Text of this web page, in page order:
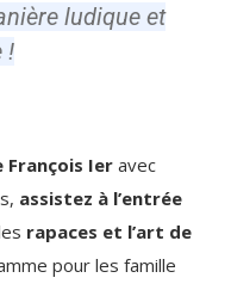
ludique et
!
François Ier avec
assistez à l’entrée
rapaces et l’art de
pour les famille